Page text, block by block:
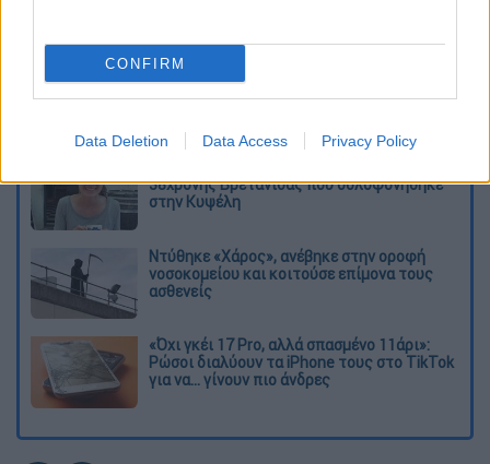
CONFIRM
Data Deletion Data Access Privacy Policy
Εκτελέσεις, συλλήψεις και νέοι
περιορισμοί: Το Ιράν σκληραίνει τη γραμμή
38χρονης Βρετανίδας που δολοφονήθηκε
στην Κυψέλη
Ντύθηκε «Χάρος», ανέβηκε στην οροφή
νοσοκομείου και κοιτούσε επίμονα τους
ασθενείς
«Όχι γκέι 17 Pro, αλλά σπασμένο 11άρι»:
Ρώσοι διαλύουν τα iPhone τους στο TikTok
για να... γίνουν πιο άνδρες